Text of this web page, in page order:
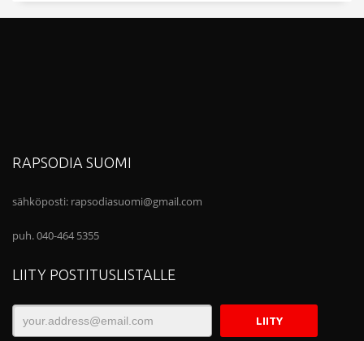
RAPSODIA SUOMI
sähköposti: rapsodiasuomi@gmail.com
puh. 040-464 5355
LIITY POSTITUSLISTALLE